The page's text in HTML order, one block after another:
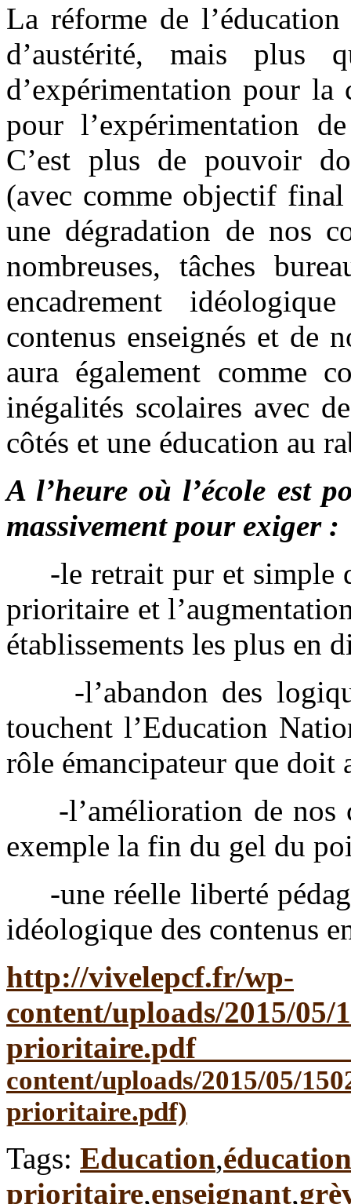
La réforme de
d’austérité, mais plus
d’expérimentation pour la
pour l’expérimentation
C’est plus de pouvoir
(avec comme objectif final
une dégradation de nos
nombreuses, tâches
encadrement
contenus enseignés et de
aura également comme
inégalités scolaires avec
côtés et une éducation au
A l’heure où l’école est
massivement pour exiger :
-le retrait pur et simple
prioritaire et
établissements les plus en
-l’abandon des
touchent l’Education
rôle émancipateur que doit
-l’amélioration de nos
exemple la fin du gel du
-une réelle liberté
idéologique des contenus
http://vivelepcf.fr/wp-
content/uploads/2015/05/
prioritaire.pdf
Tags: Education,
prioritaire,enseignant,